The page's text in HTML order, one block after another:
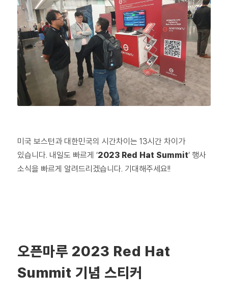
미국 보스턴과 대한민국의 시간차이는 13시간 차이가
있습니다. 내일도 빠르게 ‘2023 Red Hat Summit‘ 행사
소식을 빠르게 알려드리겠습니다. 기대해주세요!!
오픈마루 2023 Red Hat
Summit 기념 스티커